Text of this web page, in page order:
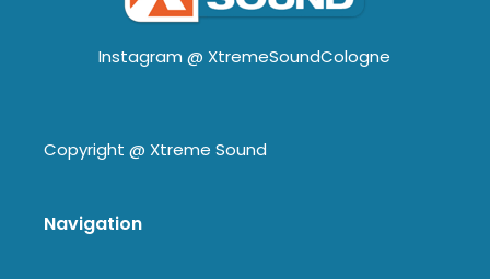
Instagram @ XtremeSoundCologne
Copyright @ Xtreme Sound
Navigation